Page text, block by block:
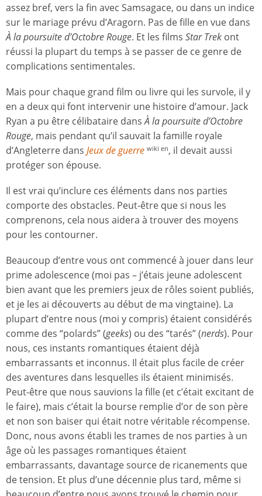
assez bref, vers la fin avec Samsagace, ou dans un indice
sur le mariage prévu d’Aragorn. Pas de fille en vue dans
À la poursuite d’Octobre Rouge. Et les films Star Trek ont
réussi la plupart du temps à se passer de ce genre de
complications sentimentales.
Mais pour chaque grand film ou livre qui les survole, il y
en a deux qui font intervenir une histoire d’amour. Jack
Ryan a pu être célibataire dansÀ la poursuite d’Octobre
Rouge, mais pendant qu’il sauvait la famille royale
d’Angleterre dans Jeux de guerre wiki en, il devait aussi
protéger son épouse.
Il est vrai qu’inclure ces éléments dans nos parties
comporte des obstacles. Peut-être que si nous les
comprenons, cela nous aidera à trouver des moyens
pour les contourner.
Beaucoup d’entre vous ont commencé à jouer dans leur
prime adolescence (moi pas – j’étais jeune adolescent
bien avant que les premiers jeux de rôles soient publiés,
et je les ai découverts au début de ma vingtaine). La
plupart d’entre nous (moi y compris) étaient considérés
comme des “polards” (geeks) ou des “tarés” (nerds). Pour
nous, ces instants romantiques étaient déjà
embarrassants et inconnus. Il était plus facile de créer
des aventures dans lesquelles ils étaient minimisés.
Peut-être que nous sauvions la fille (et c’était excitant de
le faire), mais c’était la bourse remplie d’or de son père
et non son baiser qui était notre véritable récompense.
Donc, nous avons établi les trames de nos parties à un
âge où les passages romantiques étaient
embarrassants, davantage source de ricanements que
de tension. Et plus d’une décennie plus tard, même si